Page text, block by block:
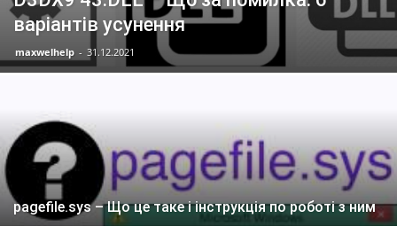
варіантів усунення
maxwelhelp - 31.12.2021
pagefile.sys – Що це таке і інструкція по роботі з ним